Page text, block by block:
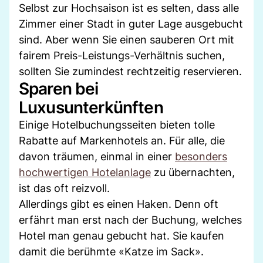
Selbst zur Hochsaison ist es selten, dass alle
Zimmer einer Stadt in guter Lage ausgebucht
sind. Aber wenn Sie einen sauberen Ort mit
fairem Preis-Leistungs-Verhältnis suchen,
sollten Sie zumindest rechtzeitig reservieren.
Sparen bei
Luxusunterkünften
Einige Hotelbuchungsseiten bieten tolle
Rabatte auf Markenhotels an. Für alle, die
davon träumen, einmal in einer besonders
hochwertigen Hotelanlage zu übernachten,
ist das oft reizvoll.
Allerdings gibt es einen Haken. Denn oft
erfährt man erst nach der Buchung, welches
Hotel man genau gebucht hat. Sie kaufen
damit die berühmte «Katze im Sack».